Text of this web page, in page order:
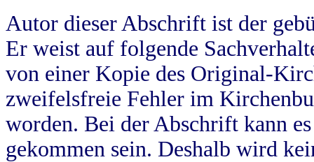
Autor dieser Abschrift ist der
Er weist auf folgende
von einer Kopie des Original-
zweifelsfreie Fehler im
worden. Bei der Abschrift kann
gekommen sein. Deshalb wird